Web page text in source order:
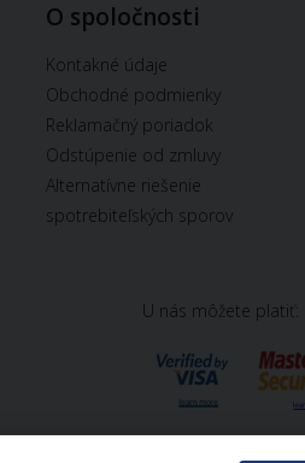
O spoločnosti
Kontakné údaje
Obchodné podmienky
Reklamačný poriadok
Odstúpenie od zmluvy
Alternatívne riešenie
spotrebiteľských sporov
U nás môžete platiť: